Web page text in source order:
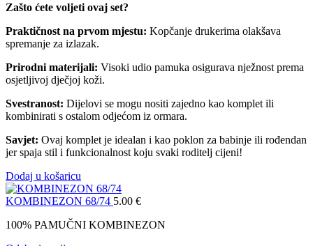
Zašto ćete voljeti ovaj set?
Praktičnost na prvom mjestu: Kopčanje drukerima olakšava
spremanje za izlazak.
Prirodni materijali: Visoki udio pamuka osigurava nježnost prema
osjetljivoj dječjoj koži.
Svestranost: Dijelovi se mogu nositi zajedno kao komplet ili
kombinirati s ostalom odjećom iz ormara.
Savjet: Ovaj komplet je idealan i kao poklon za babinje ili rođendan
jer spaja stil i funkcionalnost koju svaki roditelj cijeni!
Dodaj u košaricu
KOMBINEZON 68/74 5.00 €
100% PAMUČNI KOMBINEZON